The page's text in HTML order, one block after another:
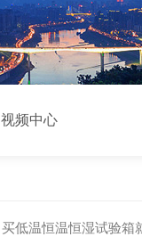
视频中心
买低温恒温恒湿试验箱